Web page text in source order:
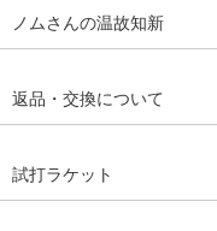
ノムさんの温故知新
返品・交換について
試打ラケット